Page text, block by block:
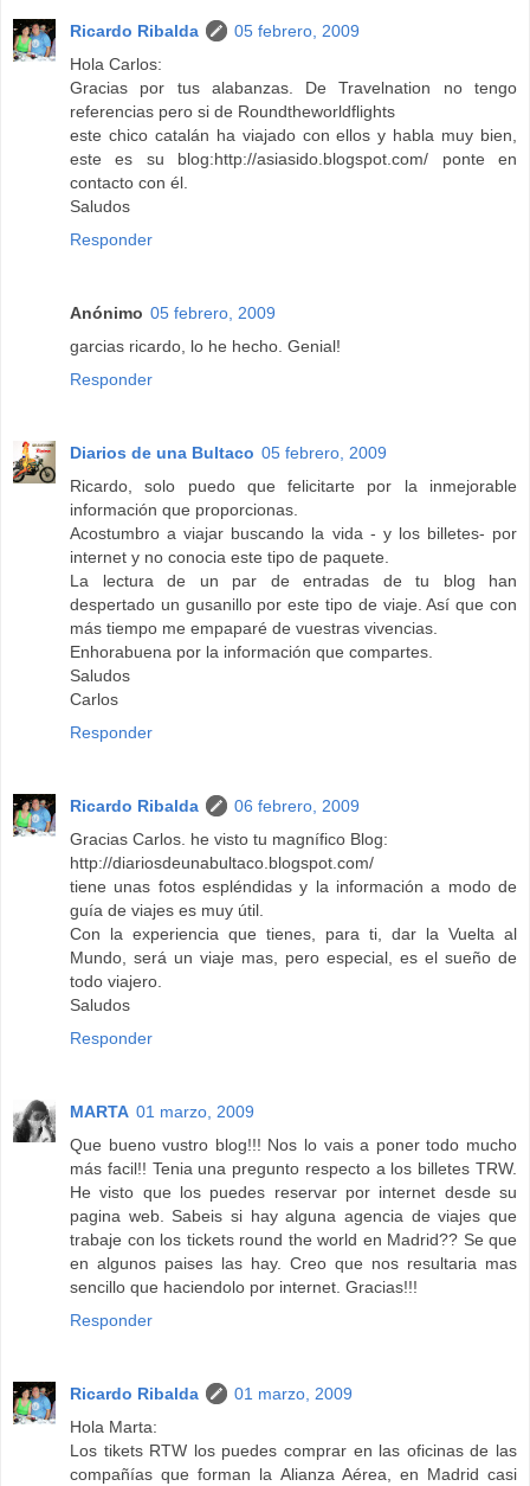
Ricardo Ribalda
05 febrero, 2009
Hola Carlos:
Gracias por tus alabanzas. De Travelnation no tengo
referencias pero si de Roundtheworldflights
este chico catalán ha viajado con ellos y habla muy bien,
este es su blog:http://asiasido.blogspot.com/ ponte en
contacto con él.
Saludos
Responder
Anónimo 05 febrero, 2009
garcias ricardo, lo he hecho. Genial!
Responder
Diarios de una Bultaco 05 febrero, 2009
Ricardo, solo puedo que felicitarte por la inmejorable
información que proporcionas.
Acostumbro a viajar buscando la vida - y los billetes- por
internet y no conocia este tipo de paquete.
La lectura de un par de entradas de tu blog han
despertado un gusanillo por este tipo de viaje. Así que con
más tiempo me empaparé de vuestras vivencias.
Enhorabuena por la información que compartes.
Saludos
Carlos
Responder
Ricardo Ribalda
06 febrero, 2009
Gracias Carlos. he visto tu magnífico Blog:
http://diariosdeunabultaco.blogspot.com/
tiene unas fotos espléndidas y la información a modo de
guía de viajes es muy útil.
Con la experiencia que tienes, para ti, dar la Vuelta al
Mundo, será un viaje mas, pero especial, es el sueño de
todo viajero.
Saludos
Responder
MARTA 01 marzo, 2009
Que bueno vustro blog!!! Nos lo vais a poner todo mucho
más facil!! Tenia una pregunto respecto a los billetes TRW.
He visto que los puedes reservar por internet desde su
pagina web. Sabeis si hay alguna agencia de viajes que
trabaje con los tickets round the world en Madrid?? Se que
en algunos paises las hay. Creo que nos resultaria mas
sencillo que haciendolo por internet. Gracias!!!
Responder
Ricardo Ribalda
01 marzo, 2009
Hola Marta:
Los tikets RTW los puedes comprar en las oficinas de las
compañías que forman la Alianza Aérea, en Madrid casi